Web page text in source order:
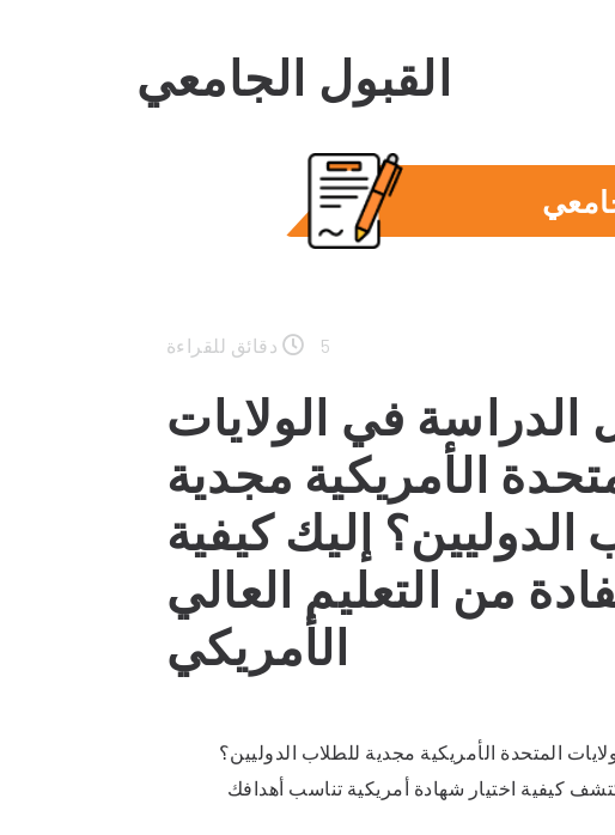
القبول الجامعي
5 دقائق للقراءة
الدراسة في الولايات
الأمريكية مجدية
الدوليين؟ إليك كيفية
من التعليم العالي
الأمريكي
المتحدة الأمريكية مجدية للطلاب الدوليين؟
كيفية اختيار شهادة أمريكية تناسب أهدافك